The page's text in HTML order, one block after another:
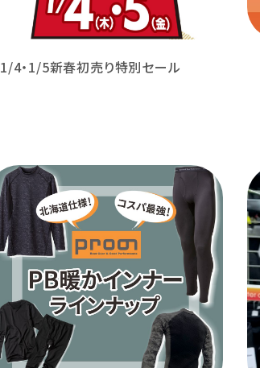
1/4・1/5新春初売り特別セール